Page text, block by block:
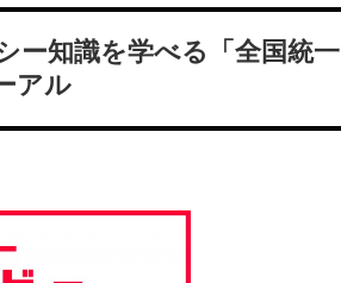
ー知識を学べる「全国統一
アル